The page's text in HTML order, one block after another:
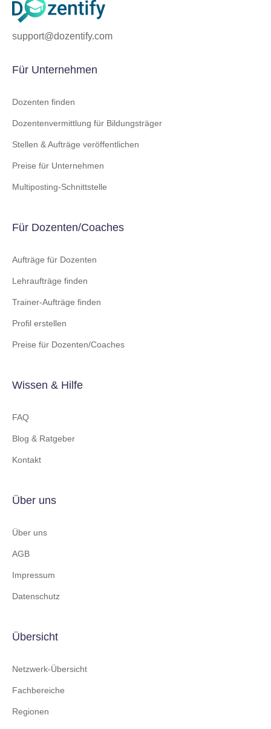
support@dozentify.com
Für Unternehmen
Dozenten finden
Dozentenvermittlung für Bildungsträger
Stellen & Aufträge veröffentlichen
Preise für Unternehmen
Multiposting-Schnittstelle
Für Dozenten/Coaches
Aufträge für Dozenten
Lehraufträge finden
Trainer-Aufträge finden
Profil erstellen
Preise für Dozenten/Coaches
Wissen & Hilfe
FAQ
Blog & Ratgeber
Kontakt
Über uns
Über uns
AGB
Impressum
Datenschutz
Übersicht
Netzwerk-Übersicht
Fachbereiche
Regionen